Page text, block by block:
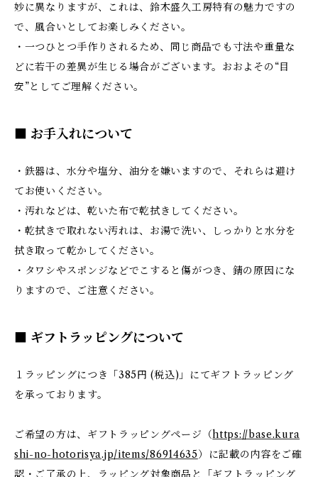
妙に異なりますが、これは、鈴木盛久工房特有の魅力ですの
で、風合いとしてお楽しみください。
・一つひとつ手作りされるため、同じ商品でも寸法や重量な
どに若干の差異が生じる場合がございます。おおよその“目
安”としてご理解ください。
■ お手入れについて
・鉄器は、水分や塩分、油分を嫌いますので、それらは避け
てお使いください。
・汚れなどは、乾いた布で乾拭きしてください。
・乾拭きで取れない汚れは、お湯で洗い、しっかりと水分を
拭き取って乾かしてください。
・タワシやスポンジなどでこすると傷がつき、錆の原因にな
りますので、ご注意ください。
■ ギフトラッピングについて
１ラッピングにつき「385円 (税込)」にてギフトラッピング
を承っております。
ご希望の方は、ギフトラッピングページ（https://base.kura
shi-no-hotorisya.jp/items/86914635）に記載の内容をご確
認・ご了承の上、ラッピング対象商品と「ギフトラッピング